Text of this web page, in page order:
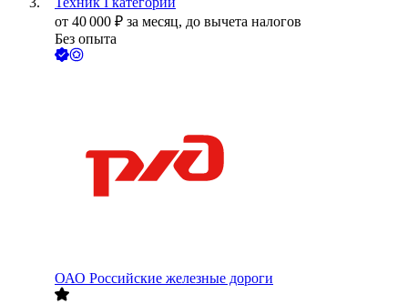
от 40 000 ₽ за месяц, до вычета налогов
Без опыта
ОАО Российские железные дороги